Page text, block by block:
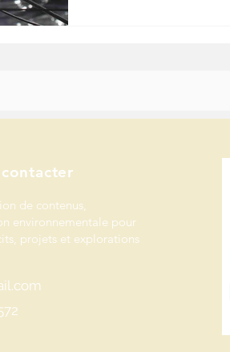
de contenus,
environnementale pour
projets et explorations